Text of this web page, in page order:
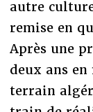
autre
remise en
Après une
deux ans en
terrain